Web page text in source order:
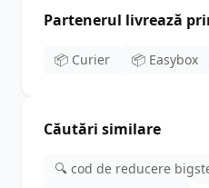
Partenerul livrează
📦 Curier 📦 Easybox
Căutări similare
🔍 cod de reducere